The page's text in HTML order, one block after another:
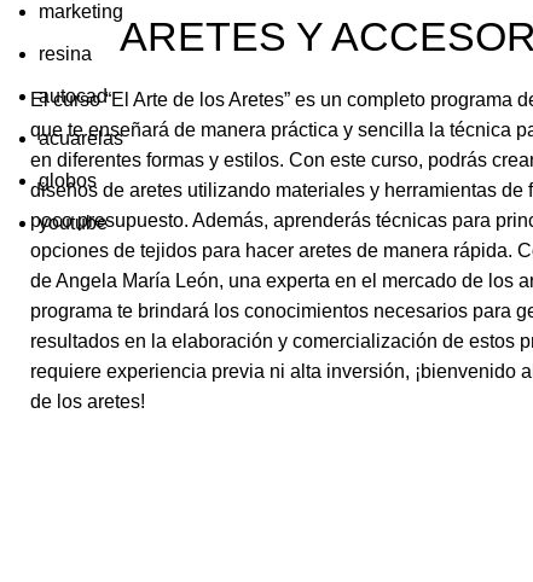
ARETES Y
El curso “El Arte de los Aretes” es un completo programa
que te enseñará de manera práctica y sencilla la técnica
en diferentes formas y estilos. Con este curso, podrás
diseños de aretes utilizando materiales y herramientas de
poco presupuesto. Además, aprenderás técnicas para
opciones de tejidos para hacer aretes de manera rápida.
de Angela María León, una experta en el mercado de los
programa te brindará los conocimientos necesarios para
resultados en la elaboración y comercialización de estos
requiere experiencia previa ni alta inversión, ¡bienvenido
de los aretes!
marketing
resina
autocad
acuarelas
globos
youtube